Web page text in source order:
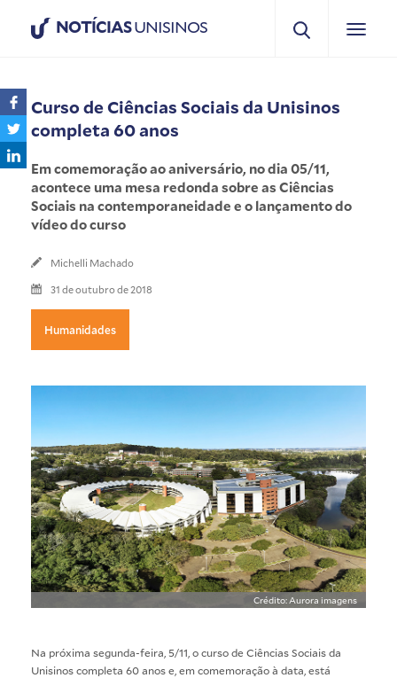
NOTÍCIASUNISINOS
Curso de Ciências Sociais da Unisinos
completa 60 anos
Em comemoração ao aniversário, no dia 05/11,
acontece uma mesa redonda sobre as Ciências
Sociais na contemporaneidade e o lançamento do
vídeo do curso
Michelli Machado
31 de outubro de 2018
Humanidades
Crédito: Aurora imagens
Na próxima segunda-feira, 5/11, o curso de Ciências Sociaisda
Unisinos completa 60 anos e, em comemoração à data, está